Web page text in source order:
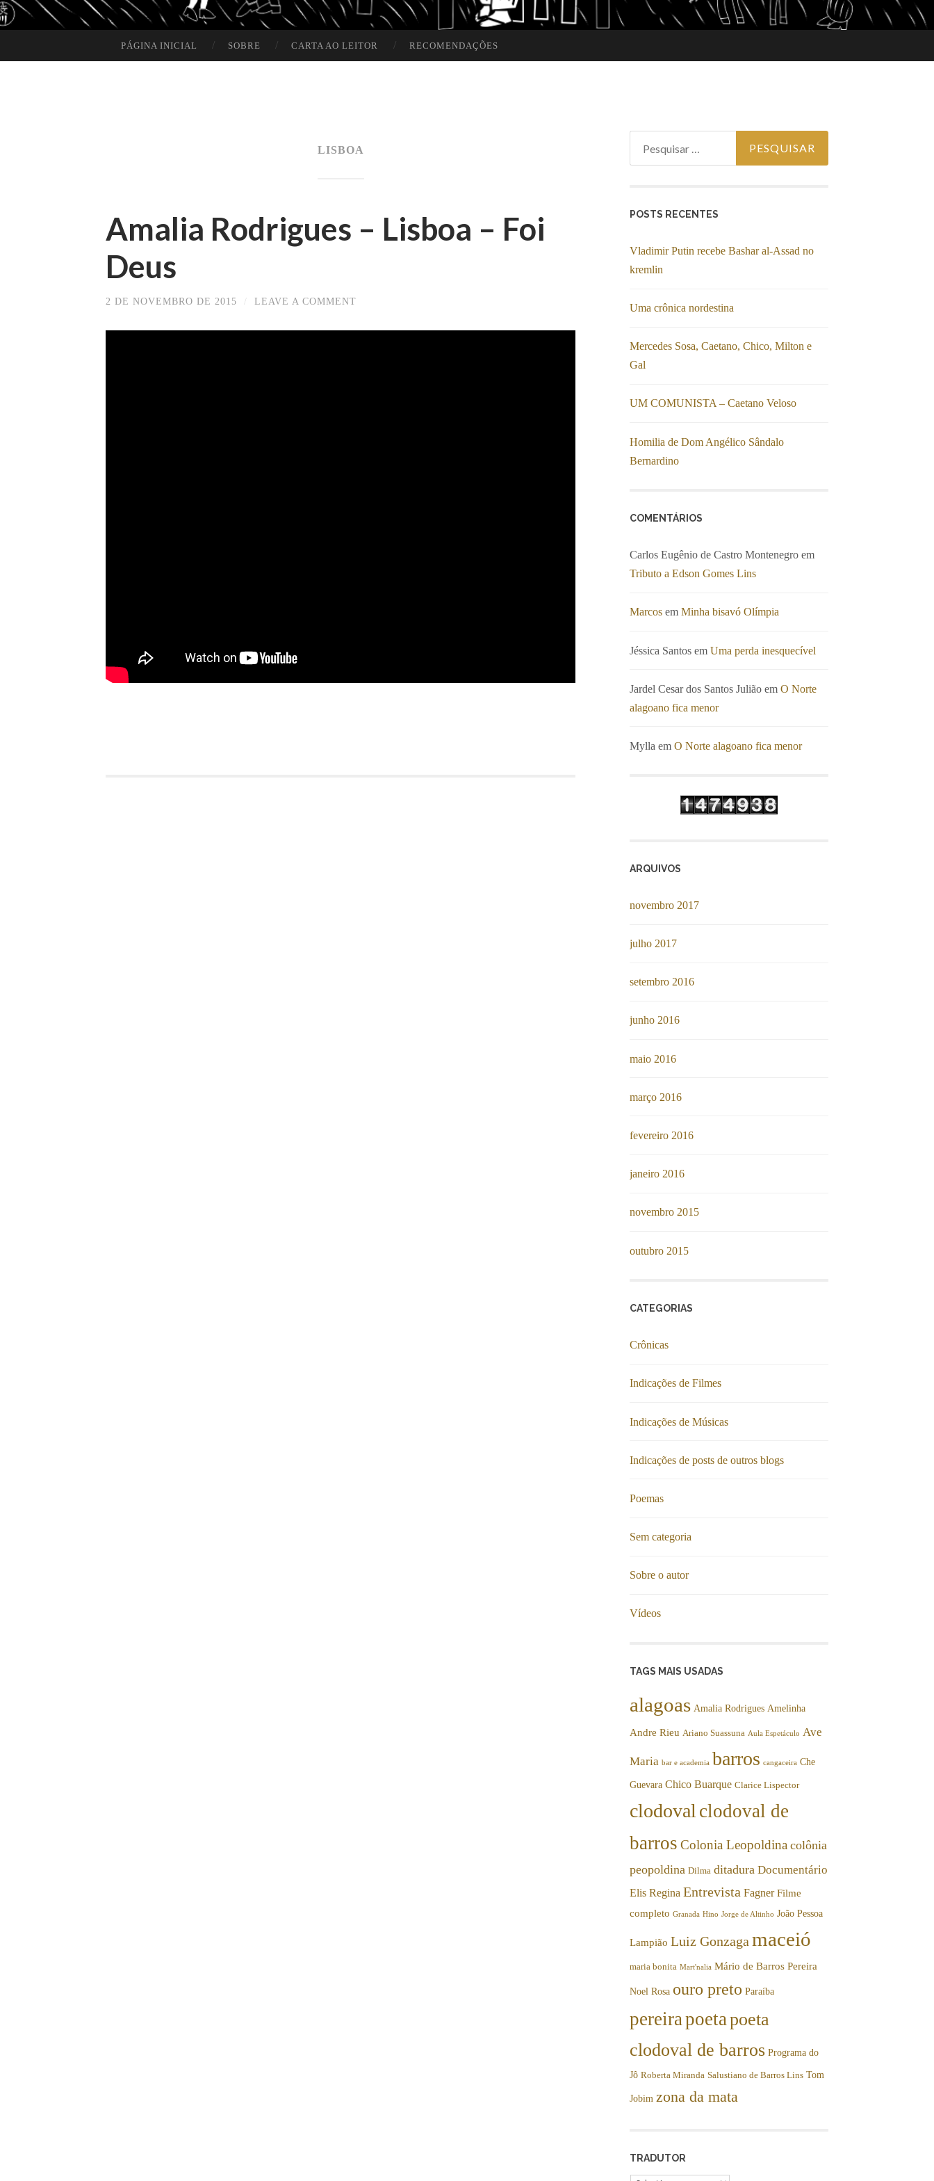
PÁGINA INICIAL SOBRE CARTA AO LEITOR RECOMENDAÇÕES
LISBOA
Amalia Rodrigues – Lisboa – Foi
Deus
2 DE NOVEMBRO DE 2015 LEAVE A COMMENT
POSTS RECENTES
Vladimir Putin recebe Bashar al-Assad no
kremlin
Uma crônica nordestina
Mercedes Sosa, Caetano, Chico, Milton e
Gal
UM COMUNISTA – Caetano Veloso
Homilia de Dom Angélico Sândalo
Bernardino
COMENTÁRIOS
Carlos Eugênio de Castro Montenegro em
Tributo a Edson Gomes Lins
Marcos em Minha bisavó Olímpia
Jéssica Santos em Uma perda inesquecível
Jardel Cesar dos Santos Julião em O Norte
alagoano fica menor
Mylla em O Norte alagoano fica menor
ARQUIVOS
novembro 2017
julho 2017
setembro 2016
junho 2016
maio 2016
março 2016
fevereiro 2016
janeiro 2016
novembro 2015
outubro 2015
CATEGORIAS
Crônicas
Indicações de Filmes
Indicações de Músicas
Indicações de posts de outros blogs
Poemas
Sem categoria
Sobre o autor
Vídeos
TAGS MAIS USADAS
alagoas Amalia Rodrigues Amelinha
Andre Rieu Ariano Suassuna Aula Espetáculo Ave
Maria bar e academia barros cangaceira Che
Guevara Chico Buarque Clarice Lispector
clodoval clodoval de
barros Colonia Leopoldina colônia
peopoldina Dilma ditadura Documentário
Elis Regina Entrevista Fagner Filme
completo Granada Hino Jorge de Altinho João Pessoa
Lampião Luiz Gonzaga maceió
maria bonita Mart'nalia Mário de Barros Pereira
Noel Rosa ouro preto Paraíba
pereira poeta poeta
clodoval de barros Programa do
Jô Roberta Miranda Salustiano de Barros Lins Tom
Jobim zona da mata
TRADUTOR